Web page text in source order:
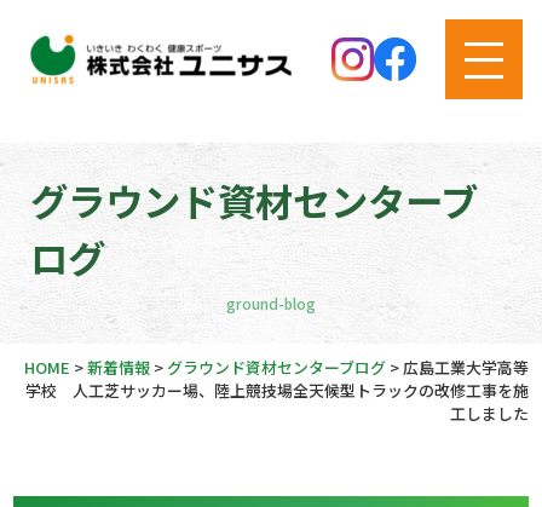
グラウンド資材センターブ
ログ
ground-blog
HOME >新着情報> グラウンド資材センターブログ> 広島工業大学高等
学校 人工芝サッカー場、陸上競技場全天候型トラックの改修工事を施
工しました